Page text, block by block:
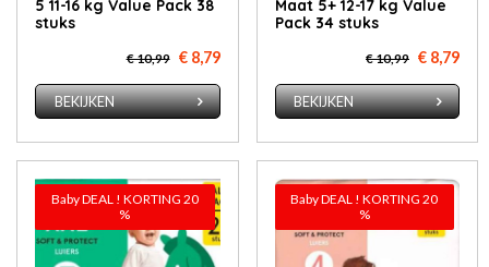
5 11-16 kg Value Pack 38
stuks
€ 10,99 € 8,79
BEKIJKEN
Maat 5+ 12-17 kg Value
Pack 34 stuks
€ 10,99 € 8,79
BEKIJKEN
Baby DEAL ! KORTING 20
%
Baby DEAL ! KORTING 20
%